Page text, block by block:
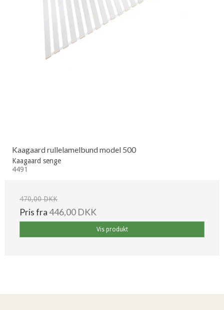
Kaagaard rullelamelbund model 500
Kaagaard senge
4491
470,00 DKK
Pris fra 446,00 DKK
Vis produkt